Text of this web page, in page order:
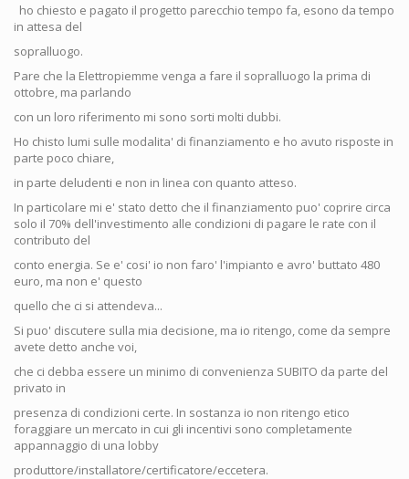
ho chiesto e pagato il progetto parecchio tempo fa, esono da tempo
in attesa del
sopralluogo.
Pare che la Elettropiemme venga a fare il sopralluogo la prima di
ottobre, ma parlando
con un loro riferimento mi sono sorti molti dubbi.
Ho chisto lumi sulle modalita' di finanziamento e ho avuto risposte in
parte poco chiare,
in parte deludenti e non in linea con quanto atteso.
In particolare mi e' stato detto che il finanziamento puo' coprire circa
solo il 70% dell'investimento alle condizioni di pagare le rate con il
contributo del
conto energia. Se e' cosi' io non faro' l'impianto e avro' buttato 480
euro, ma non e' questo
quello che ci si attendeva...
Si puo' discutere sulla mia decisione, ma io ritengo, come da sempre
avete detto anche voi,
che ci debba essere un minimo di convenienza SUBITO da parte del
privato in
presenza di condizioni certe. In sostanza io non ritengo etico
foraggiare un mercato in cui gli incentivi sono completamente
appannaggio di una lobby
produttore/installatore/certificatore/eccetera.